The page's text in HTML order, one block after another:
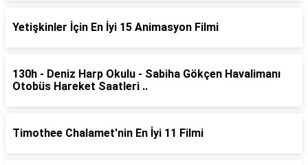
Yetişkinler İçin En İyi 15 Animasyon Filmi
130h - Deniz Harp Okulu - Sabiha Gökçen Havalimanı
Otobüs Hareket Saatleri ..
Timothee Chalamet'nin En İyi 11 Filmi